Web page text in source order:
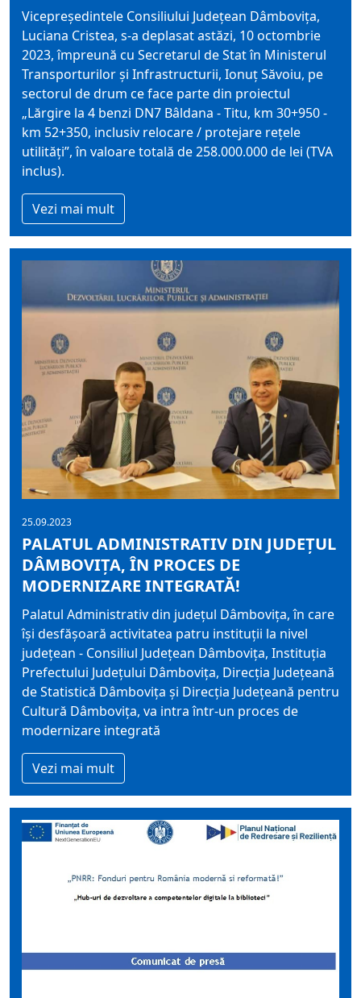
Vicepreședintele Consiliului Județean Dâmbovița,
Luciana Cristea, s-a deplasat astăzi, 10 octombrie
2023, împreună cu Secretarul de Stat în Ministerul
Transporturilor și Infrastructurii, Ionuț Săvoiu, pe
sectorul de drum ce face parte din proiectul
„Lărgire la 4 benzi DN7 Bâldana - Titu, km 30+950 -
km 52+350, inclusiv relocare / protejare rețele
utilități”, în valoare totală de 258.000.000 de lei (TVA
inclus).
Vezi mai mult
25.09.2023
PALATUL ADMINISTRATIV DIN JUDEȚUL
DÂMBOVIȚA, ÎN PROCES DE
MODERNIZARE INTEGRATĂ!
Palatul Administrativ din județul Dâmbovița, în care
își desfășoară activitatea patru instituții la nivel
județean - Consiliul Judeţean Dâmboviţa, Instituția
Prefectului Județului Dâmbovița, Direcția Județeană
de Statistică Dâmbovița și Direcția Județeană pentru
Cultură Dâmbovița, va intra într-un proces de
modernizare integrată
Vezi mai mult